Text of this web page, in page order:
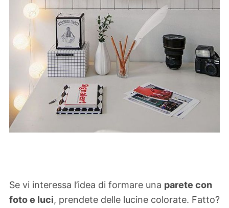
Se vi interessa l’idea di formare una parete con
foto e luci, prendete delle lucine colorate. Fatto?